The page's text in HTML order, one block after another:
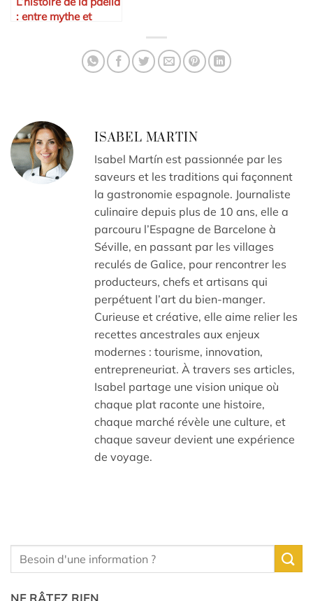
: entre mythe et
ISABEL MARTIN
Isabel Martín est passionnée par les
saveurs et les traditions qui façonnent
la gastronomie espagnole. Journaliste
culinaire depuis plus de 10 ans, elle a
parcouru l’Espagne de Barcelone à
Séville, en passant par les villages
reculés de Galice, pour rencontrer les
producteurs, chefs et artisans qui
perpétuent l’art du bien-manger.
Curieuse et créative, elle aime relier les
recettes ancestrales aux enjeux
modernes : tourisme, innovation,
entrepreneuriat. À travers ses articles,
Isabel partage une vision unique où
chaque plat raconte une histoire,
chaque marché révèle une culture, et
chaque saveur devient une expérience
de voyage.
NE RÂTEZ RIEN